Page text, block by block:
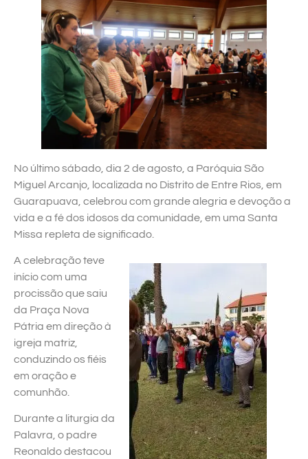
No último sábado, dia 2 de agosto, a Paróquia São
Miguel Arcanjo, localizada no Distrito de Entre Rios, em
Guarapuava, celebrou com grande alegria e devoção a
vida e a fé dos idosos da comunidade, em uma Santa
Missa repleta de significado.
A celebração teve
início com uma
procissão que saiu
da Praça Nova
Pátria em direção à
igreja matriz,
conduzindo os fiéis
em oração e
comunhão.
Durante a liturgia da
Palavra, o padre
Reonaldo destacou